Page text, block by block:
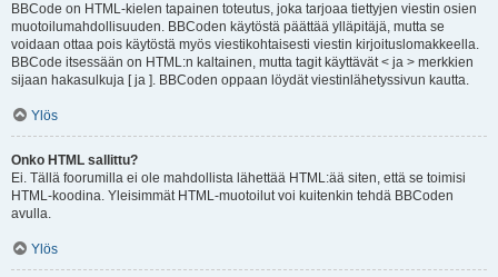
BBCode on HTML-kielen tapainen toteutus, joka tarjoaa tiettyjen viestin osien
muotoilumahdollisuuden. BBCoden käytöstä päättää ylläpitäjä, mutta se
voidaan ottaa pois käytöstä myös viestikohtaisesti viestin kirjoituslomakkeella.
BBCode itsessään on HTML:n kaltainen, mutta tagit käyttävät < ja > merkkien
sijaan hakasulkuja [ ja ]. BBCoden oppaan löydät viestinlähetyssivun kautta.
Ylös
Onko HTML sallittu?
Ei. Tällä foorumilla ei ole mahdollista lähettää HTML:ää siten, että se toimisi
HTML-koodina. Yleisimmät HTML-muotoilut voi kuitenkin tehdä BBCoden
avulla.
Ylös